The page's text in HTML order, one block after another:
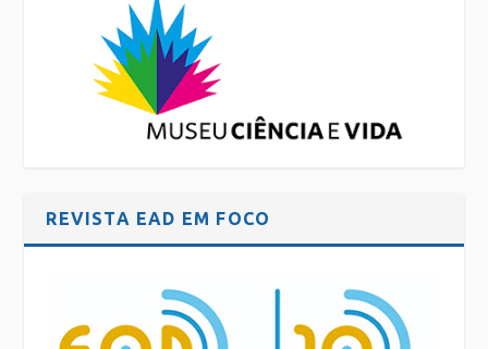
REVISTA EAD EM FOCO